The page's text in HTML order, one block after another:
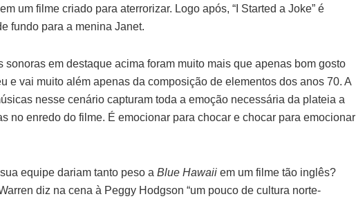
um filme criado para aterrorizar. Logo após, “I Started a Joke” é
fundo para a menina Janet.
sonoras em destaque acima foram muito mais que apenas bom gosto
e vai muito além apenas da composição de elementos dos anos 70. A
nesse cenário capturam toda a emoção necessária da plateia a
no enredo do filme. É emocionar para chocar e chocar para emocionar
equipe dariam tanto peso a Blue Hawaii em um filme tão inglês?
diz na cena à Peggy Hodgson “um pouco de cultura norte-